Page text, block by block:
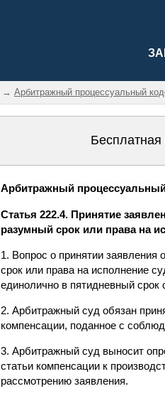
→ Арбитражный процессуальный
Бесплатная
Арбитражный процессуальный
Статья 222.4. Принятие
разумный срок или права на
1. Вопрос о принятии
срок или права на исполнение
единолично в пятидневный срок
2. Арбитражный суд обязан
компенсации, поданное с
3. Арбитражный суд выносит
статьи компенсации к
рассмотрению заявления.